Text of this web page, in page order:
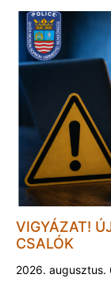
VIGYÁZAT!
CSALÓK
2026. augusztus.